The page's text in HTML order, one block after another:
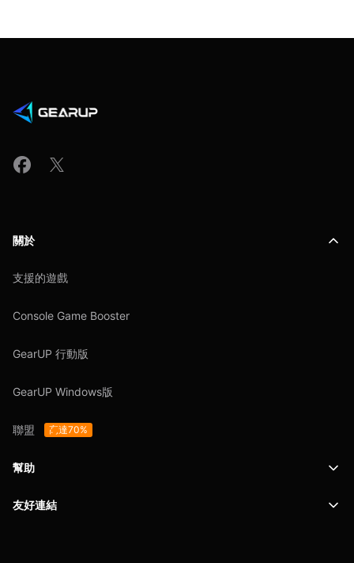
關於
支援的遊戲
Console Game Booster
GearUP 行動版
GearUP Windows版
聯盟 高達70%
幫助
支援
友好連結